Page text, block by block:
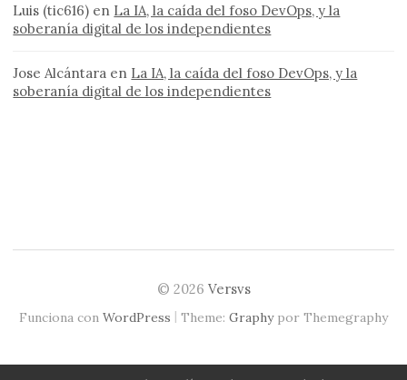
Luis (tic616) en La IA, la caída del foso DevOps, y la
soberanía digital de los independientes
Jose Alcántara en La IA, la caída del foso DevOps, y la
soberanía digital de los independientes
© 2026 Versvs
Funciona con WordPress | Theme: Graphypor Themegraphy